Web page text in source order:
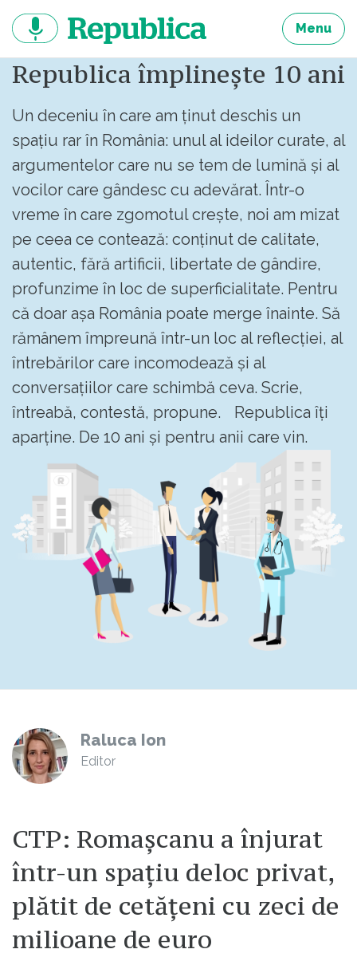
continut
Menu
Republica împlinește 10 ani
Un deceniu în care am ținut deschis un
spațiu rar în România: unul al ideilor curate, al
argumentelor care nu se tem de lumină și al
vocilor care gândesc cu adevărat. Într-o
vreme în care zgomotul crește, noi am mizat
pe ceea ce contează: conținut de calitate,
autentic, fără artificii, libertate de gândire,
profunzime în loc de superficialitate. Pentru
că doar așa România poate merge înainte. Să
rămânem împreună într-un loc al reflecției, al
întrebărilor care incomodează și al
conversațiilor care schimbă ceva. Scrie,
întreabă, contestă, propune. Republica îți
aparține. De 10 ani și pentru anii care vin.
Raluca Ion
Editor
CTP: Romașcanu a înjurat
într-un spațiu deloc privat,
plătit de cetățeni cu zeci de
milioane de euro